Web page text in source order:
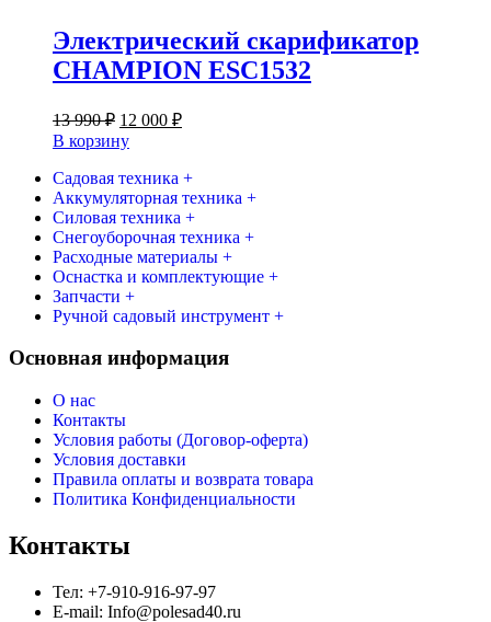
Электрический скарификатор
CHAMPION ESC1532
13 990₽ Первоначальная
цена
составляла
13
990 ₽.
12 000 ₽Текущая
000 ₽.
В корзину
Садовая техника +
Аккумуляторная техника +
Силовая техника +
Снегоуборочная техника +
Расходные материалы +
Оснастка и комплектующие +
Запчасти +
Ручной садовый инструмент +
Основная информация
О нас
Контакты
Условия работы (Договор-оферта)
Условия доставки
Правила оплаты и возврата товара
Политика Конфиденциальности
Контакты
Тел: +7-910-916-97-97
E-mail: Info@polesad40.ru